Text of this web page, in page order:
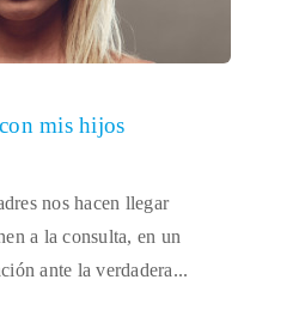
mis hijos
nos hacen llegar
a la consulta, en un
ante la verdadera...